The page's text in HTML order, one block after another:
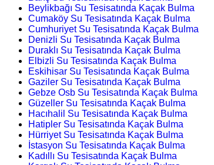
Beylikbağı Su Tesisatında Kaçak Bulma
Cumaköy Su Tesisatında Kaçak Bulma
Cumhuriyet Su Tesisatında Kaçak Bulma
Denizli Su Tesisatında Kaçak Bulma
Duraklı Su Tesisatında Kaçak Bulma
Elbizli Su Tesisatında Kaçak Bulma
Eskihisar Su Tesisatında Kaçak Bulma
Gaziler Su Tesisatında Kaçak Bulma
Gebze Osb Su Tesisatında Kaçak Bulma
Güzeller Su Tesisatında Kaçak Bulma
Hacıhalil Su Tesisatında Kaçak Bulma
Hatipler Su Tesisatında Kaçak Bulma
Hürriyet Su Tesisatında Kaçak Bulma
İstasyon Su Tesisatında Kaçak Bulma
Kadıllı Su Tesisatında Kaçak Bulma